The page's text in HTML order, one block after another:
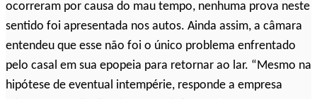
ocorreram por causa do mau tempo, nenhuma prova neste
sentido foi apresentada nos autos. Ainda assim, a câmara
entendeu que esse não foi o único problema enfrentado
pelo casal em sua epopeia para retornar ao lar. “Mesmo na
hipótese de eventual intempérie, responde a empresa